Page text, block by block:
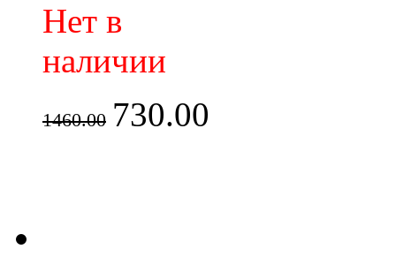
Нет в
наличии
1460.00 730.00